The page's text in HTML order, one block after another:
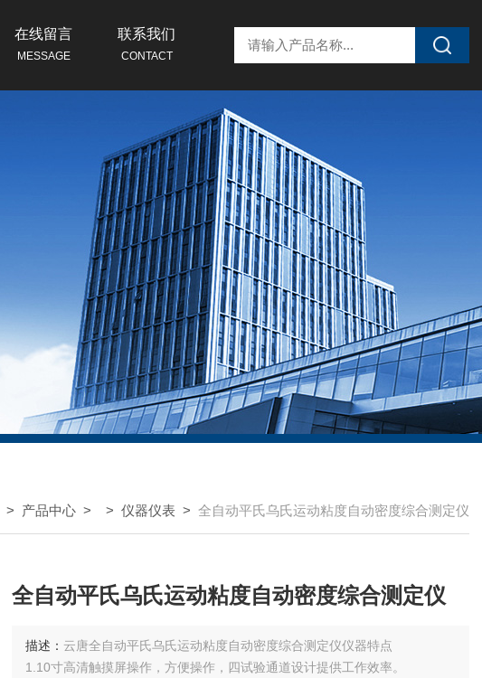
在线留言
MESSAGE
联系我们
CONTACT
> 产品中心 > > 仪器仪表 > 全自动平氏乌氏运动粘度自动密度综合测定仪
全自动平氏乌氏运动粘度自动密度综合测定仪
描述： 云唐全自动平氏乌氏运动粘度自动密度综合测定仪仪器特点
1.10寸高清触摸屏操作，方便操作，四试验通道设计提供工作效率。